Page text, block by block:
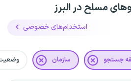
مسلح در البرز
استخدام‌های خصوصی
جستجو سازمان